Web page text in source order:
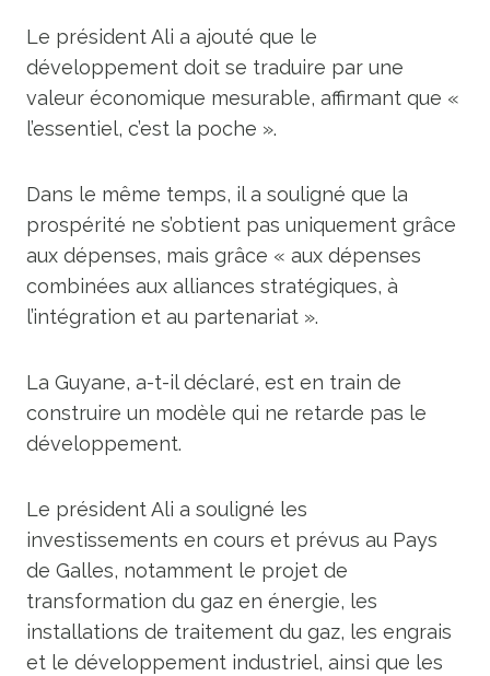
Le président Ali a ajouté que le
développement doit se traduire par une
valeur économique mesurable, affirmant que «
l’essentiel, c’est la poche ».
Dans le même temps, il a souligné que la
prospérité ne s’obtient pas uniquement grâce
aux dépenses, mais grâce « aux dépenses
combinées aux alliances stratégiques, à
l’intégration et au partenariat ».
La Guyane, a-t-il déclaré, est en train de
construire un modèle qui ne retarde pas le
développement.
Le président Ali a souligné les
investissements en cours et prévus au Pays
de Galles, notamment le projet de
transformation du gaz en énergie, les
installations de traitement du gaz, les engrais
et le développement industriel, ainsi que les